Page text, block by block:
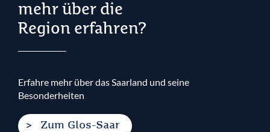
mehr über die
Region erfahren?
Erfahre mehr über das Saarland und seine
Besonderheiten
Zum Glos-Saar